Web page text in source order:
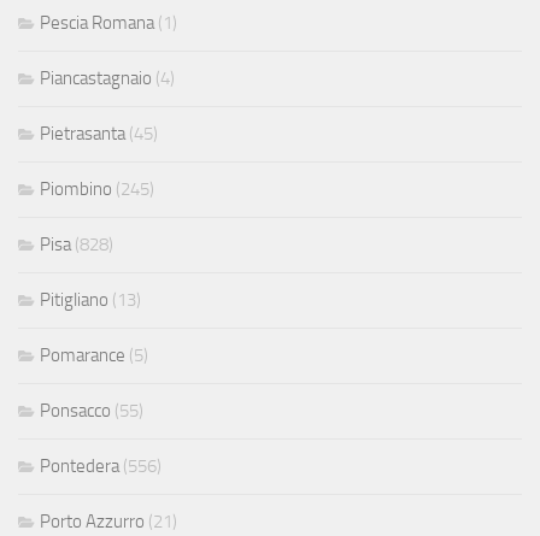
Pescia Romana (1)
Piancastagnaio (4)
Pietrasanta (45)
Piombino (245)
Pisa (828)
Pitigliano (13)
Pomarance (5)
Ponsacco (55)
Pontedera (556)
Porto Azzurro (21)